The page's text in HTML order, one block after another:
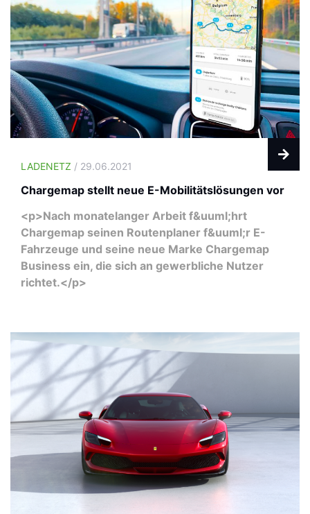
LADENETZ / 29.06.2021
Chargemap stellt neue E-Mobilitätslösungen vor
<p>Nach monatelanger Arbeit f&uuml;hrt
Chargemap seinen Routenplaner f&uuml;r E-
Fahrzeuge und seine neue Marke Chargemap
Business ein, die sich an gewerbliche Nutzer
richtet.</p>